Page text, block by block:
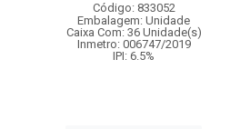
Código: 833052
Embalagem: Unidade
Caixa Com: 36 Unidade(s)
Inmetro: 006747/2019
IPI: 6.5%